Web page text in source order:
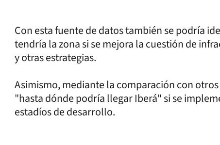
Con esta fuente de datos también se podría
tendría la zona si se mejora la cuestión de
y otras estrategias.
Asimismo, mediante la comparación con
"hasta dónde podría llegar Iberá" si se
estadíos de desarrollo.